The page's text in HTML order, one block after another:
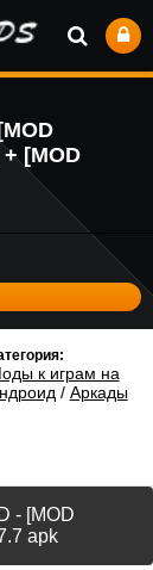
[MOD
к играм на
/ Аркады
- [MOD
apk